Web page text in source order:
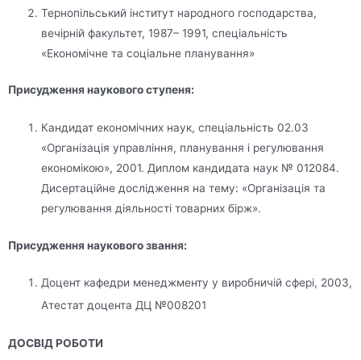
Тернопільський інститут народного господарства,
вечірній факультет, 1987– 1991, спеціальність
«Економічне та соціальне планування»
Присудження наукового ступеня:
Кандидат економічних наук, спеціальність 02.03
«Організація управління, планування і регулювання
економікою», 2001. Диплом кандидата наук № 012084.
Дисертаційне дослідження на тему: «Організація та
регулювання діяльності товарних бірж».
Присудження наукового звання:
Доцент кафедри менеджменту у виробничій сфері, 2003,
Атестат доцента ДЦ №008201
ДОСВІД РОБОТИ